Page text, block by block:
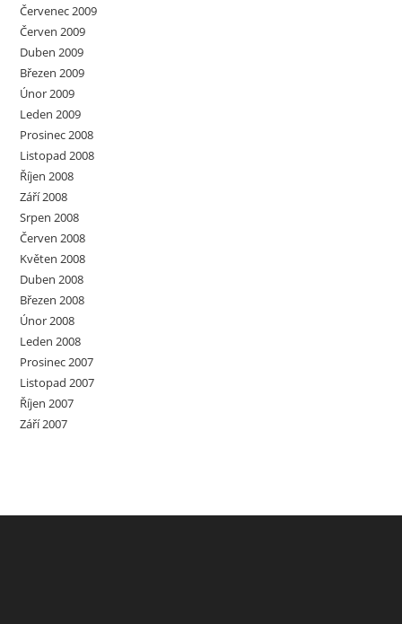
Červenec 2009
Červen 2009
Duben 2009
Březen 2009
Únor 2009
Leden 2009
Prosinec 2008
Listopad 2008
Říjen 2008
Září 2008
Srpen 2008
Červen 2008
Květen 2008
Duben 2008
Březen 2008
Únor 2008
Leden 2008
Prosinec 2007
Listopad 2007
Říjen 2007
Září 2007